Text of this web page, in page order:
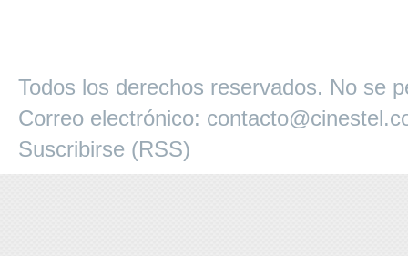
Todos los derechos reservados. No se
Correo electrónico:
Suscribirse (RSS)